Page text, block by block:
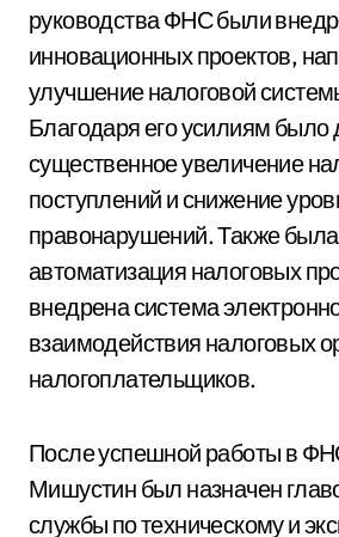
руководства ФНС были
инновационных проектов,
улучшение налоговой
Благодаря его усилиям было
существенное увеличение
поступлений и снижение
правонарушений. Также
автоматизация налоговых
внедрена система
взаимодействия налоговых
налогоплательщиков.
После успешной работы в
Мишустин был назначен
службы по техническому и